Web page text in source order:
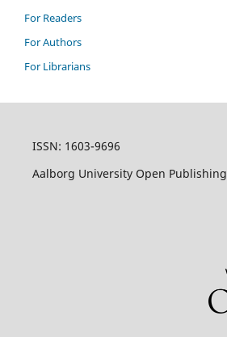
For Readers
For Authors
For Librarians
ISSN: 1603-9696
Aalborg University Open Publishing